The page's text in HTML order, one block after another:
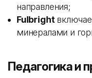
направления;
Fulbright
минералами и
Педагогика и